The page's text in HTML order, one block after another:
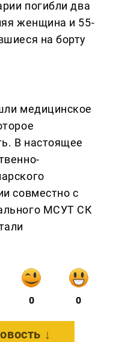
погибли два
женщина и 55-
на борту
медицинское
В настоящее
совместно с
МСУТ СК
0 0
↓